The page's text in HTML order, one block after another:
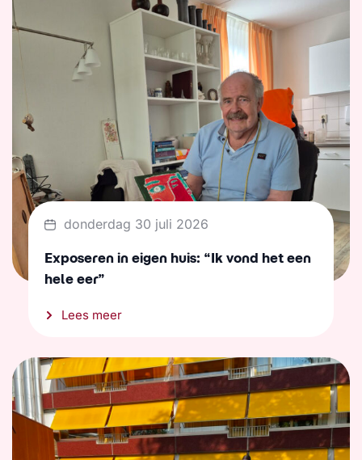
donderdag 30 juli 2026
Exposeren in eigen huis: “Ik vond het een
hele eer”
Lees meer